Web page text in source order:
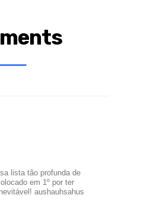
lista tão profunda de
em 1º por ter
aushauhsahus